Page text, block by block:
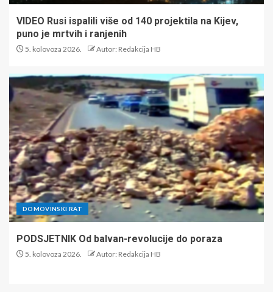
VIDEO Rusi ispalili više od 140 projektila na Kijev,
puno je mrtvih i ranjenih
5. kolovoza 2026. Autor: Redakcija HB
DOMOVINSKI RAT
PODSJETNIK Od balvan-revolucije do poraza
5. kolovoza 2026. Autor: Redakcija HB